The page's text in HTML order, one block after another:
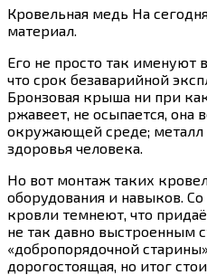
Кровельная медь На
материал.
Его не просто так именуют
что срок безаварийной
Бронзовая крыша ни при
ржавеет, не осыпается, она
окружающей среде; металл
здоровья человека.
Но вот монтаж таких
оборудования и навыков.
кровли темнеют, что
не так давно выстроенным
«добропорядочной
дорогостоящая, но итог